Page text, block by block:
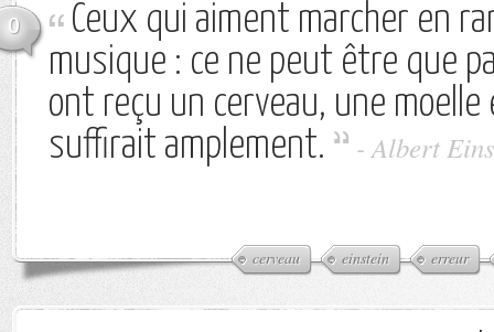
0
Ceux qui aiment marcher en
musique : ce ne peut être que
ont reçu un cerveau, une
suffirait amplement.
-Albert
cerveau einstein erreur